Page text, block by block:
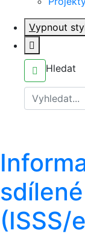
Vypnout
Hledat
(ISSS/